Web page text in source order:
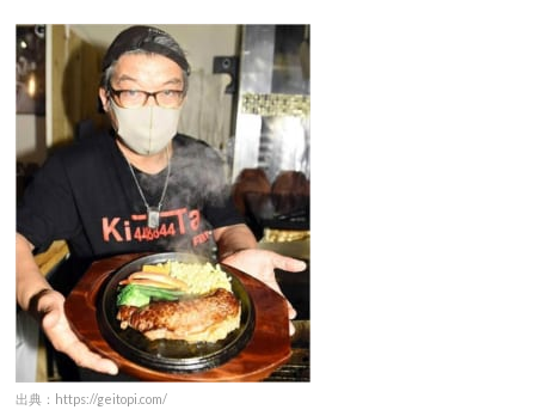
出典：https://geitopi.com/